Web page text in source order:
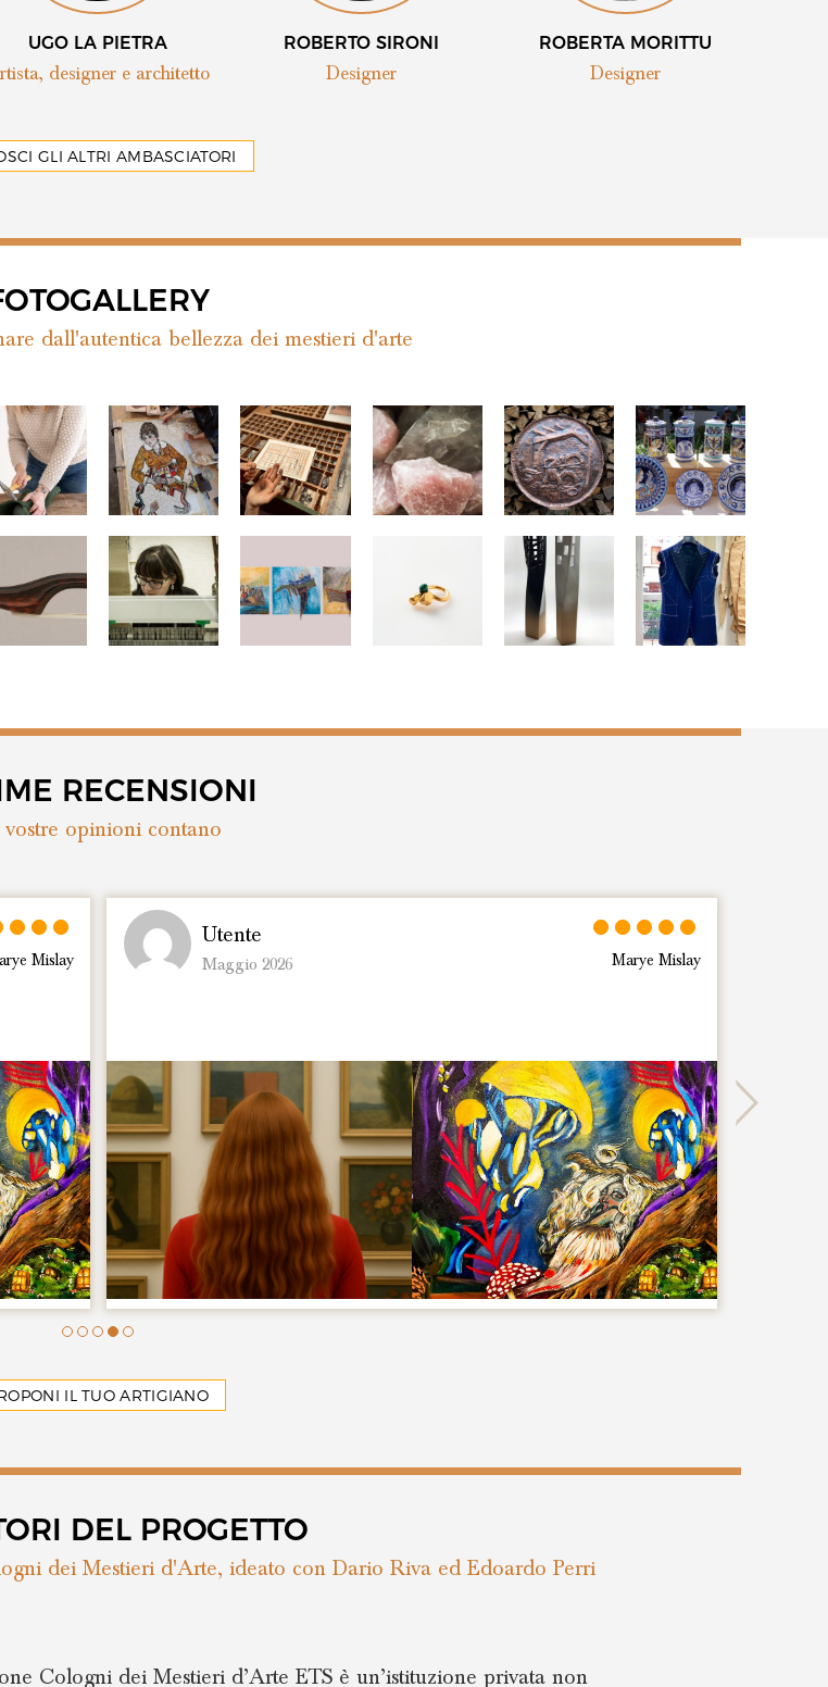
UGO LA PIETRA
designer e architetto
ROBERTO SIRONI
Designer
ROBERTA MORITTU
Designer
GLI ALTRI AMBASCIATORI
dall'autentica bellezza dei mestieri d'arte
RECENSIONI
opinioni contano
Barbara
Utente
Aprile 2026
ONN EARTH JEWELS di Barbara
IL TUO ARTIGIANO
DEL PROGETTO
dei Mestieri d'Arte, ideato con Dario Riva ed Edoardo Perri
Cologni dei Mestieri d’Arte ETS è un’istituzione privata non